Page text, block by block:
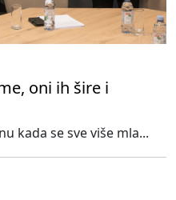
oni ih šire i
kada se sve više mla...